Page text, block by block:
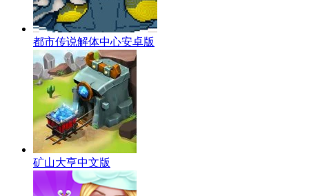
都市传说解体中心安卓版
矿山大亨中文版